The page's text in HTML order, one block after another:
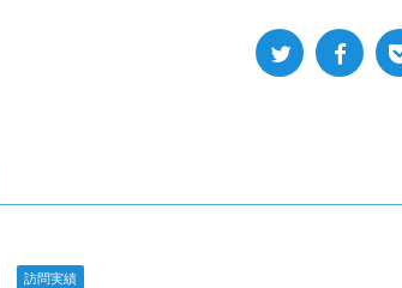
訪問実績